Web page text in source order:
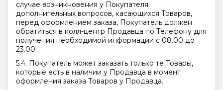
случае возникновения у Покупателя
дополнительных вопросов, касающихся Товаров,
перед оформлением заказа, Покупатель должен
обратиться в колл-центр Продавца по Телефону для
получения необходимой информации с 08.00 до
23.00.
5.4. Покупатель может заказать только те Товары,
которые есть в наличии у Продавца в момент
оформления заказа Товаров у Продавца.